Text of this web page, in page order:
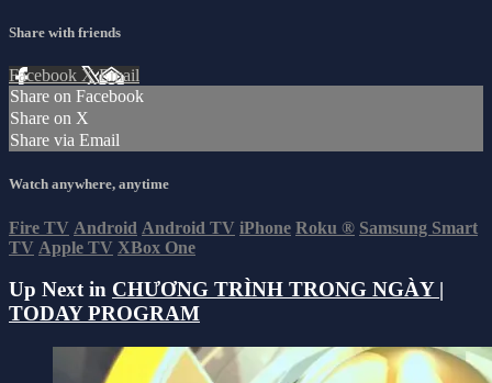
Share with friends
Facebook XEmail
Share on Facebook
Share on X
Share via Email
Watch anywhere, anytime
Fire TV Android Android TV iPhone Roku ® Samsung Smart
TV Apple TV XBox One
Up Next in CHƯƠNG TRÌNH TRONG NGÀY |
TODAY PROGRAM